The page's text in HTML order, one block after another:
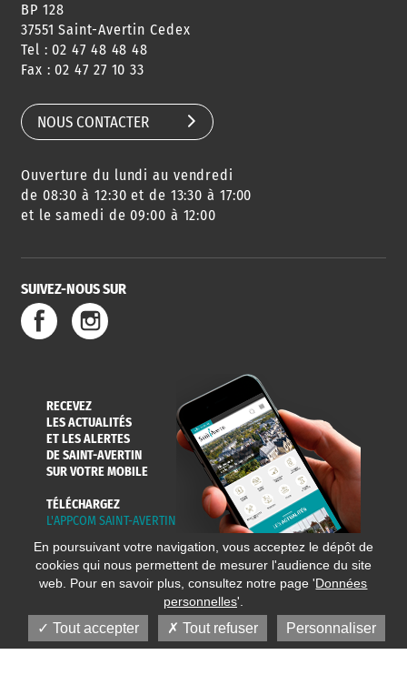
BP 128
37551 Saint-Avertin Cedex
Tel : 02 47 48 48 48
Fax : 02 47 27 10 33
NOUS CONTACTER
Ouverture du lundi au vendredi
de 08:30 à 12:30 et de 13:30 à 17:00
et le samedi de 09:00 à 12:00
SUIVEZ-NOUS SUR
RECEVEZ
LES ACTUALITÉS
ET LES ALERTES
DE SAINT-AVERTIN
SUR VOTRE MOBILE
TÉLÉCHARGEZ
L'APPCOM SAINT-AVERTIN
En poursuivant votre navigation, vous acceptez le dépôt de
cookies qui nous permettent de mesurer l'audience du site
web. Pour en savoir plus, consultez notre page 'Données
personnelles'.
Tout accepter Tout refuser Personnaliser